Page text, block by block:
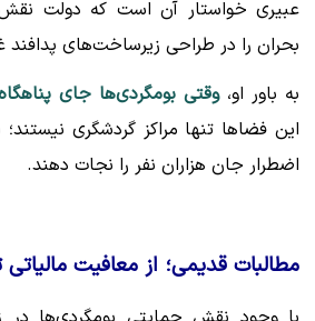
عبیری خواستار آن است که دولت
بحران را در طراحی زیرساخت‌های پدافند
به باور او،وقتی بومگردی‌ها جای
این فضاها تنها مراکز گردشگری نیستند؛
اضطرار جان هزاران نفر را نجات دهند.
مطالبات قدیمی؛ از معافیت